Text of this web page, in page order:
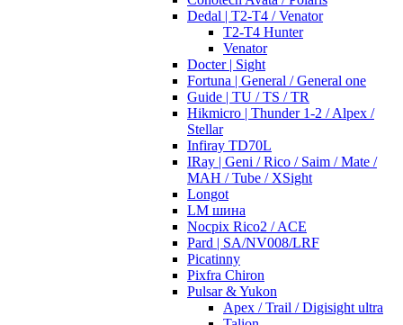
Dedal | T2-T4 / Venator
T2-T4 Hunter
Venator
Docter | Sight
Fortuna | General / General one
Guide | TU / TS / TR
Hikmicro | Thunder 1-2 / Alpex /
Stellar
Infiray TD70L
IRay | Geni / Rico / Saim / Mate /
MAH / Tube / XSight
Longot
LM шина
Nocpix Rico2 / ACE
Pard | SA/NV008/LRF
Picatinny
Pixfra Chiron
Pulsar & Yukon
Apex / Trail / Digisight ultra